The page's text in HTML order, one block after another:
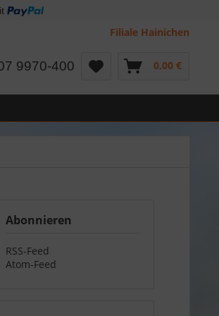
Filiale Hainichen
9970-400 0,00 €
Abonnieren
RSS-Feed
Atom-Feed